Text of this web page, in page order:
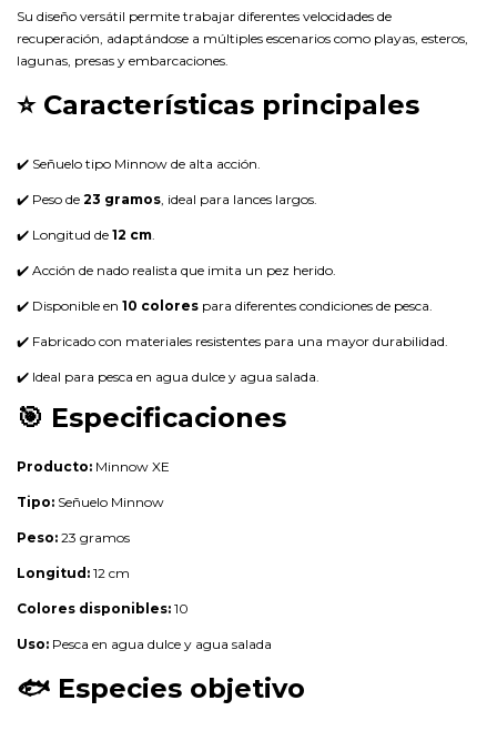
Su diseño versátil permite trabajar diferentes velocidades de
recuperación, adaptándose a múltiples escenarios como playas, esteros,
lagunas, presas y embarcaciones.
⭐ Características principales
✔️ Señuelo tipo Minnow de alta acción.
✔️ Peso de 23 gramos , ideal para lances largos.
✔️ Longitud de 12 cm
✔️ Acción de nado realista que imita un pez herido.
✔️ Disponible en 10 colores para diferentes condiciones de pesca.
✔️ Fabricado con materiales resistentes para una mayor durabilidad.
✔️ Ideal para pesca en agua dulce y agua salada.
🎯 Especificaciones
Producto: Minnow XE
Tipo: Señuelo Minnow
Peso: 23 gramos
Longitud: 12 cm
Colores disponibles: 10
Uso: Pesca en agua dulce y agua salada
🐟 Especies objetivo